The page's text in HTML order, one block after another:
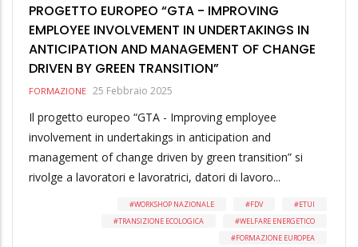
PROGETTO EUROPEO “GTA - IMPROVING
EMPLOYEE INVOLVEMENT IN UNDERTAKINGS IN
ANTICIPATION AND MANAGEMENT OF CHANGE
DRIVEN BY GREEN TRANSITION”
FORMAZIONE 25 Febbraio 2025
Il progetto europeo “GTA - Improving employee
involvement in undertakings in anticipation and
management of change driven by green transition” si
rivolge a lavoratori e lavoratrici, datori di lavoro...
WORKSHOP NAZIONALE FDV
ETUI
TRANSIZIONE ECOLOGICA
WELFARE ENERGETICO
FORMAZIONE EUROPEA